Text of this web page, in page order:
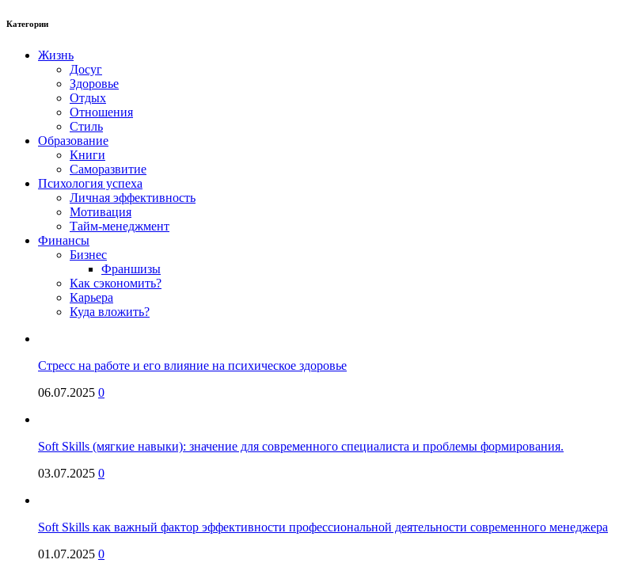
Категории
Жизнь
Досуг
Здоровье
Отдых
Отношения
Стиль
Образование
Книги
Саморазвитие
Психология успеха
Личная эффективность
Мотивация
Тайм-менеджмент
Финансы
Бизнес
Франшизы
Как сэкономить?
Карьера
Куда вложить?
Стресс на работе и его влияние на психическое здоровье
06.07.2025 0
Soft Skills (мягкие навыки): значение для современного специалиста и проблемы формирования.
03.07.2025 0
Soft Skills как важный фактор эффективности профессиональной деятельности современного менеджера
01.07.2025 0